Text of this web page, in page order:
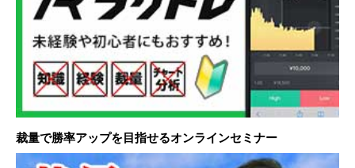
裁量で勝率アップを目指せるオンラインセミナー